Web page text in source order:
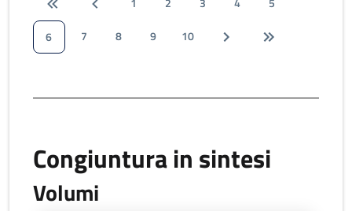
6
7 8 9 10
Congiuntura in sintesi
Volumi